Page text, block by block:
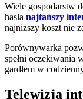
Wiele gospodarstw
hasła najtańszy
najniższy koszt nie
Porównywarka
spełni oczekiwania
gardłem w
Telewizja